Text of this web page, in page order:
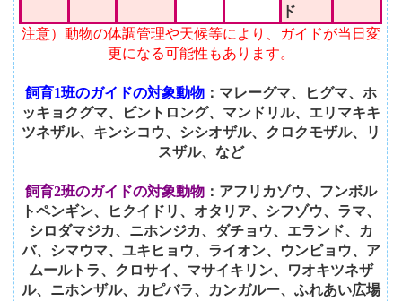
ド
注意）動物の体調管理や天候等により、ガイドが当日変
更になる可能性もあります。
飼育1班のガイドの対象動物：マレーグマ、ヒグマ、ホ
ッキョクグマ、ビントロング、マンドリル、エリマキキ
ツネザル、キンシコウ、シシオザル、クロクモザル、リ
スザル、など
飼育2班のガイドの対象動物：アフリカゾウ、フンボル
トペンギン、ヒクイドリ、オタリア、シフゾウ、ラマ、
シロダマジカ、ニホンジカ、ダチョウ、エランド、カ
バ、シマウマ、ユキヒョウ、ライオン、ウンピョウ、ア
ムールトラ、クロサイ、マサイキリン、ワオキツネザ
ル、ニホンザル、カピバラ、カンガルー、ふれあい広場